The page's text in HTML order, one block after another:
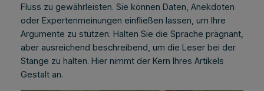
Fluss zu gewährleisten. Sie können Daten, Anekdoten
oder Expertenmeinungen einfließen lassen, um Ihre
Argumente zu stützen. Halten Sie die Sprache prägnant,
aber ausreichend beschreibend, um die Leser bei der
Stange zu halten. Hier nimmt der Kern Ihres Artikels
Gestalt an.